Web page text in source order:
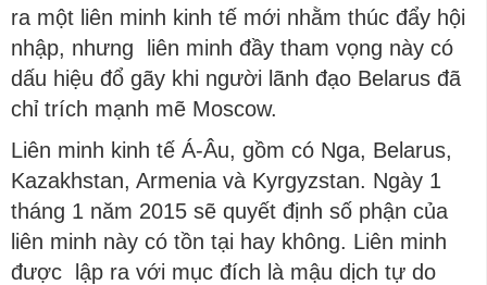
ra một liên minh kinh tế mới nhằm thúc đẩy hội
nhập, nhưng liên minh đầy tham vọng này có
dấu hiệu đổ gãy khi người lãnh đạo Belarus đã
chỉ trích mạnh mẽ Moscow.
Liên minh kinh tế Á-Âu, gồm có Nga, Belarus,
Kazakhstan, Armenia và Kyrgyzstan. Ngày 1
tháng 1 năm 2015 sẽ quyết định số phận của
liên minh này có tồn tại hay không. Liên minh
được lập ra với mục đích là mậu dịch tự do